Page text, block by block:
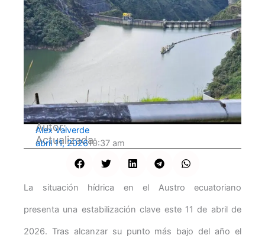
Autor:
Alex Valverde
Actualizada:
abril 11, 202610:37 am
La situación hídrica en el Austro ecuatoriano
presenta una estabilización clave este 11 de abril de
2026. Tras alcanzar su punto más bajo del año el